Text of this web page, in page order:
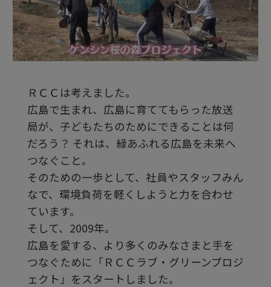
ビ
デ
を
再
す
ＲＣＣは考えました。
広島で生まれ、広島に育ててもらった放送
局が、子どもたちのためにできることは何
だろう？ それは、緑あふれる広島を未来へ
つなぐこと。
そのための一歩として、社員やスタッフみん
なで、環境負荷を軽くしようと力を合わせ
ています。
そして、2009年。
広島を愛する、より多くのみなさまと手を
つなぐために「ＲＣＣラブ・グリーンプロジ
ェクト」をスタートしました。